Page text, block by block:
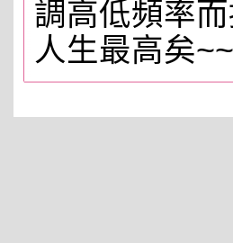
調高低頻率
人生最高矣~~